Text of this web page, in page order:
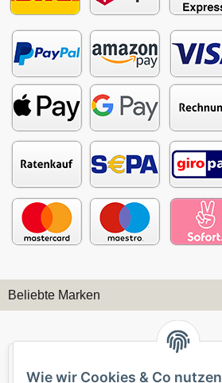
Wie wir Cookies & Co nutzen
Beliebte Marken